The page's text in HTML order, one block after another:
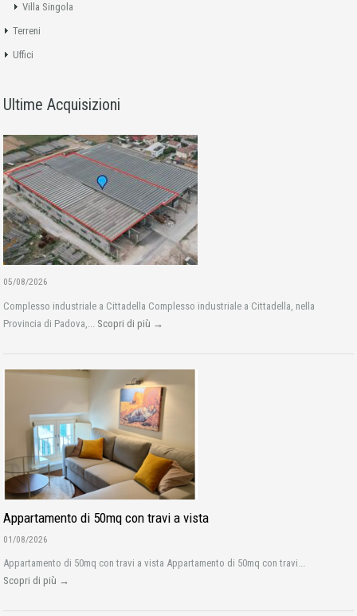
Villa Singola
Terreni
Uffici
Ultime Acquisizioni
05/08/2026
Complesso industriale a Cittadella Complesso industriale a Cittadella, nella
Provincia di Padova,... Scopri di più →
Appartamento di 50mq con travi a vista
01/08/2026
Appartamento di 50mq con travi a vista Appartamento di 50mq con travi...
Scopri di più →